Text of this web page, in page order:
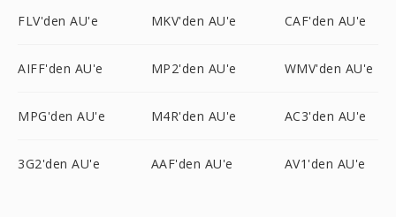
FLV'den AU'e MKV'den AU'e CAF'den AU'e
AIFF'den AU'e MP2'den AU'e WMV'den AU'e
MPG'den AU'e M4R'den AU'e AC3'den AU'e
3G2'den AU'e AAF'den AU'e AV1'den AU'e